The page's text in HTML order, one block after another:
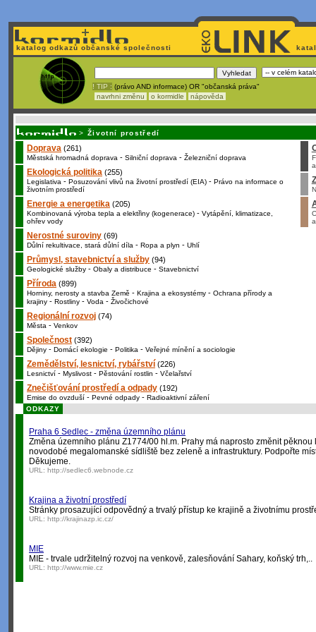
katalog odkazů občanské společnosti
! TIP : (právo AND informace) OR "občanská práva"
navrhni změnu
o kormidle nápověda
> Životní prostředí
Doprava (261)
Městská hromadná doprava - Silniční doprava - Železniční doprava
Ekologická politika (255)
Legislativa - Posuzování vlivů na životní prostředí (EIA) - Právo na informace o
životním prostředí
Energie a energetika (205)
Kombinovaná výroba tepla a elektřiny (kogenerace) - Vytápění, klimatizace,
ohřev vody
Nerostné suroviny (69)
Důlní rekultivace, stará důlní díla - Ropa a plyn - Uhlí
Průmysl, stavebnictví a služby (94)
Geologické služby - Obaly a distribuce - Stavebnictví
Příroda (899)
Horniny, nerosty a stavba Země - Krajina a ekosystémy - Ochrana přírody a
krajiny - Rostliny - Voda - Živočichové
Regionální rozvoj (74)
Města - Venkov
Společnost (392)
Dějiny - Domácí ekologie - Politika - Veřejné mínění a sociologie
Zemědělství, lesnictví, rybářství (226)
Lesnictví - Myslivost - Pěstování rostlin - Včelařství
Znečišťování prostředí a odpady (192)
Emise do ovzduší - Pevné odpady - Radioaktivní záření
ODKAZY
Praha 6 Sedlec - změna územního plánu
Změna územního plánu Z1774/00 hl.m. Prahy má naprosto změnit
novodobé megalomanské sídliště bez zeleně a infrastruktury. Podpořte
Děkujeme.
URL: http://sedlec6.webnode.cz
Krajina a životní prostředí
Stránky prosazující odpovědný a trvalý přístup ke krajině a životnímu
URL: http://krajinazp.ic.cz/
MIE
MIE - trvale udržitelný rozvoj na venkově, zalesňování Sahary, koňský trh,..
URL: http://www.mie.cz